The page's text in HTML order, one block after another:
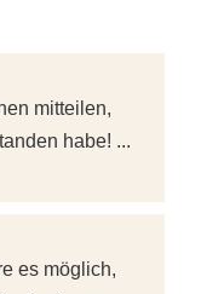
mitteilen,
habe! ...
es möglich,